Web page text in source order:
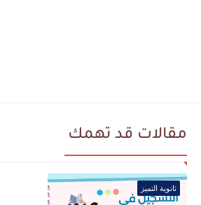
مقالات قد تهمك
ثانوية التميز